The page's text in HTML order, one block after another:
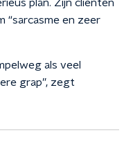
plan. Zijn cliënten
“sarcasme en zeer
als veel
grap”, zegt